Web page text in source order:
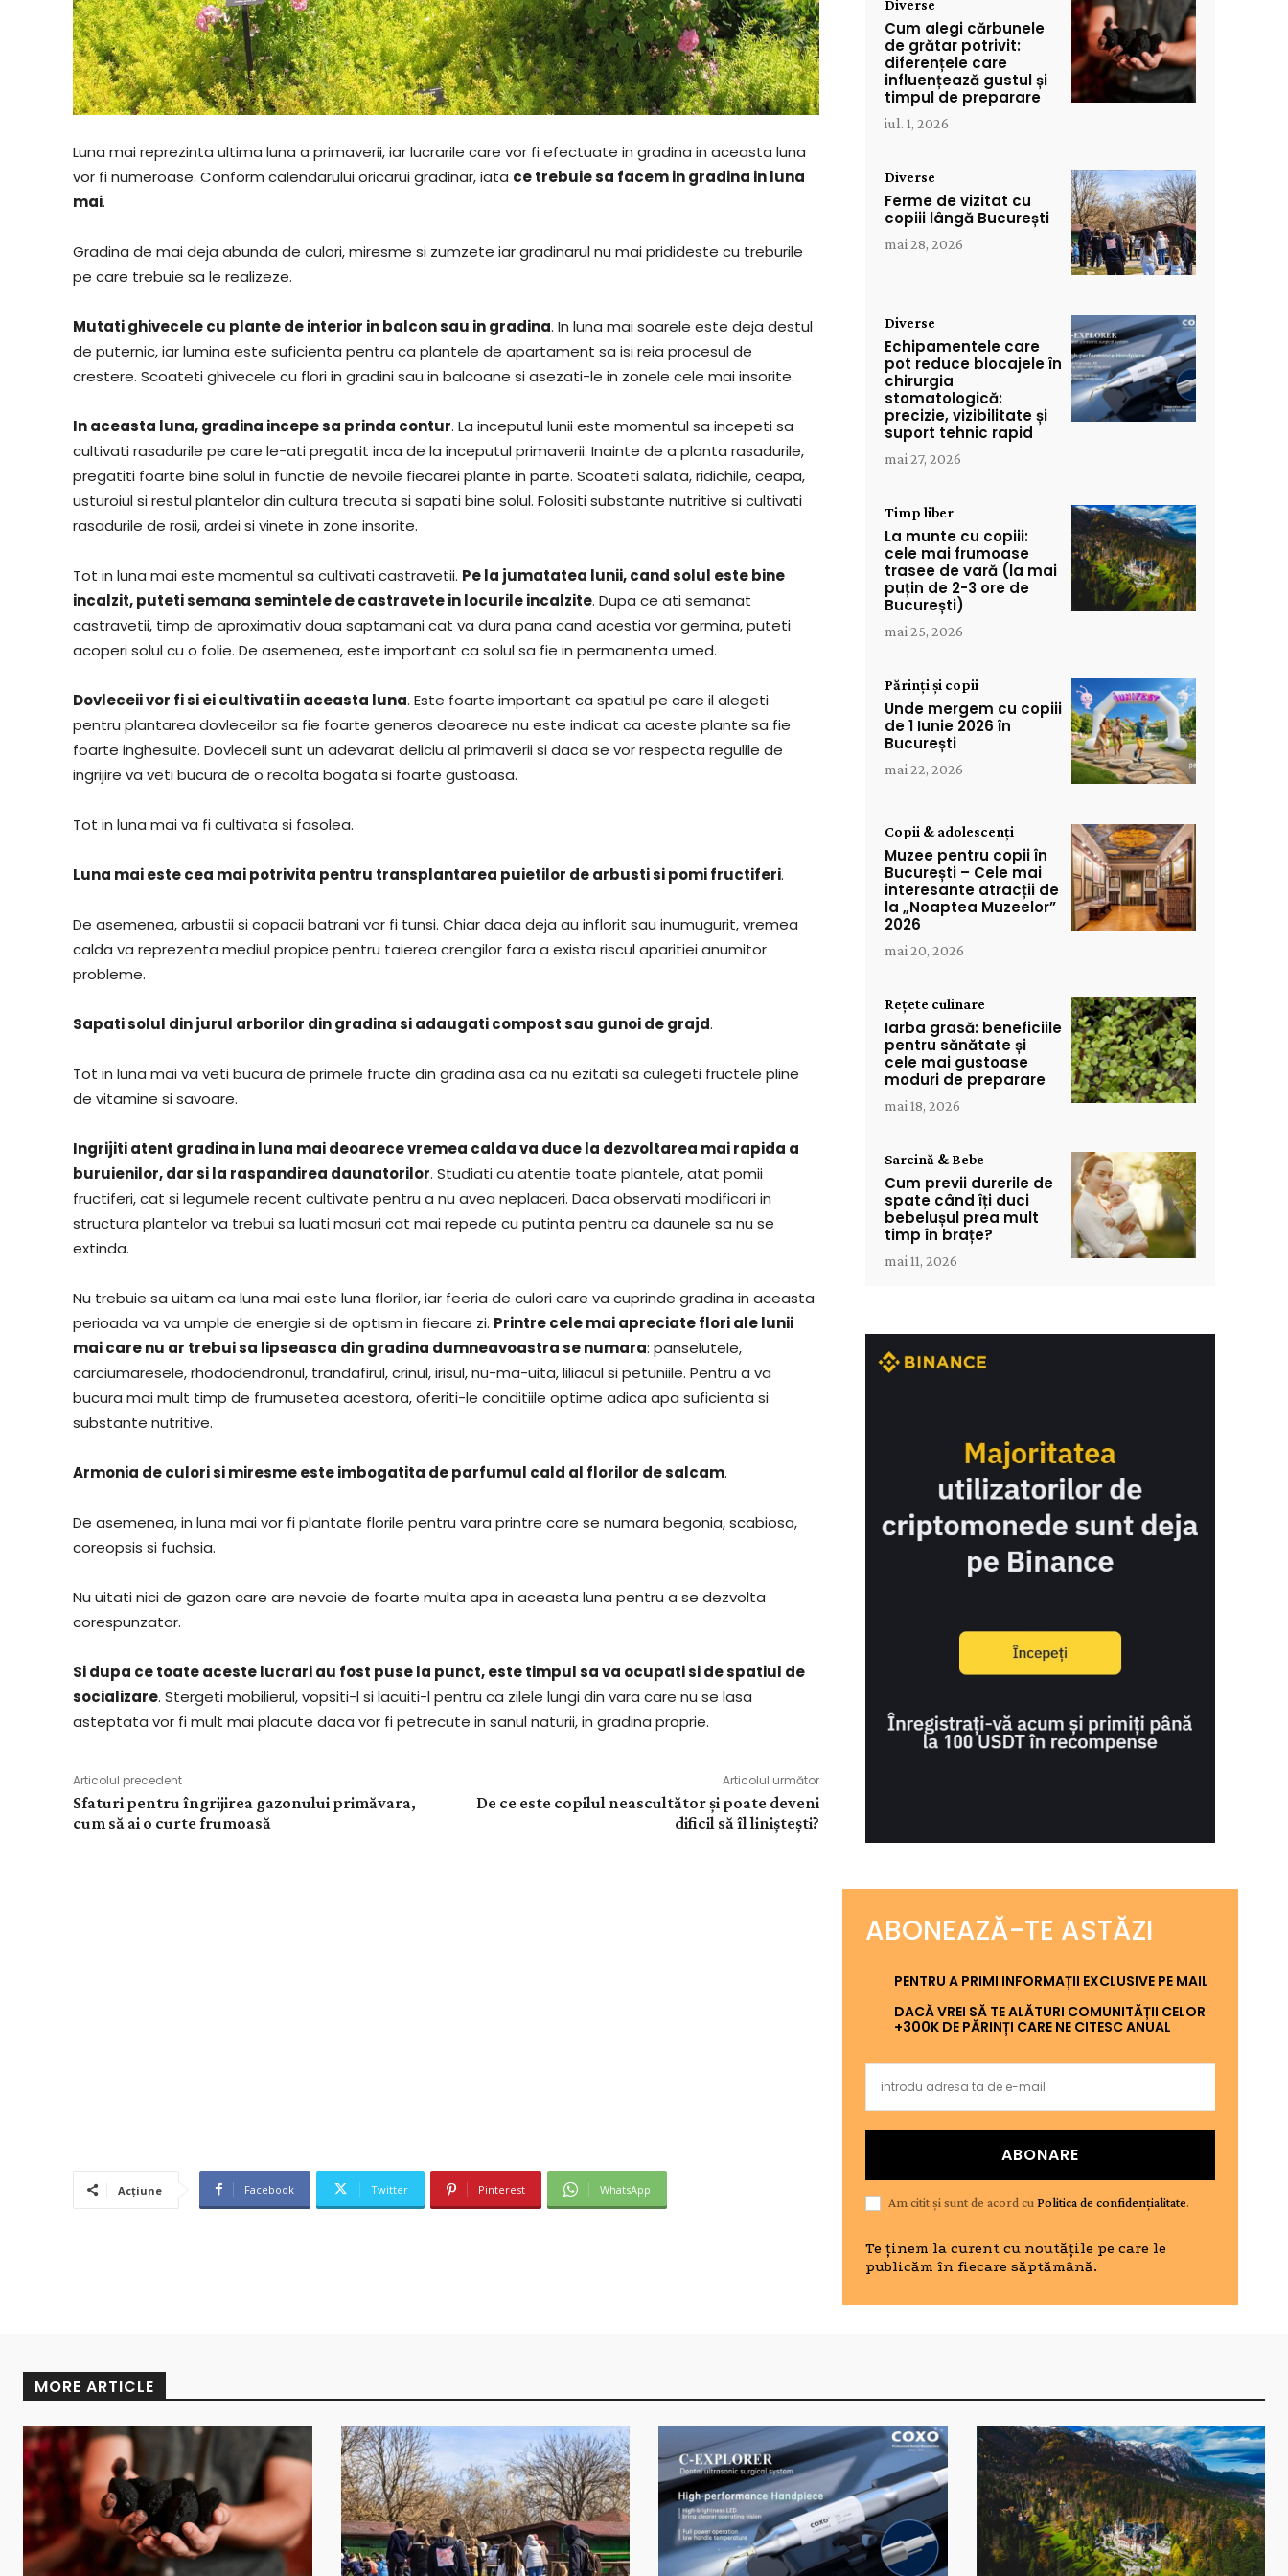
Luna mai reprezinta ultima luna a primaverii, iar lucrarile care vor fi efectuate in gradina in aceasta luna
vor fi numeroase. Conform calendarului oricarui gradinar, iata ce trebuie sa facem in gradina in luna
mai.
Gradina de mai deja abunda de culori, miresme si zumzete iar gradinarul nu mai pridideste cu treburile
pe care trebuie sa le realizeze.
Mutati ghivecele cu plante de interior in balcon sau in gradina. In luna mai soarele este deja destul
de puternic, iar lumina este suficienta pentru ca plantele de apartament sa isi reia procesul de
crestere. Scoateti ghivecele cu flori in gradini sau in balcoane si asezati-le in zonele cele mai insorite.
In aceasta luna, gradina incepe sa prinda contur. La inceputul lunii este momentul sa incepeti sa
cultivati rasadurile pe care le-ati pregatit inca de la inceputul primaverii. Inainte de a planta rasadurile,
pregatiti foarte bine solul in functie de nevoile fiecarei plante in parte. Scoateti salata, ridichile, ceapa,
usturoiul si restul plantelor din cultura trecuta si sapati bine solul. Folositi substante nutritive si cultivati
rasadurile de rosii, ardei si vinete in zone insorite.
Tot in luna mai este momentul sa cultivati castravetii. Pe la jumatatea lunii, cand solul este bine
incalzit, puteti semana semintele de castravete in locurile incalzite. Dupa ce ati semanat
castravetii, timp de aproximativ doua saptamani cat va dura pana cand acestia vor germina, puteti
acoperi solul cu o folie. De asemenea, este important ca solul sa fie in permanenta umed.
Dovleceii vor fi si ei cultivati in aceasta luna. Este foarte important ca spatiul pe care il alegeti
pentru plantarea dovleceilor sa fie foarte generos deoarece nu este indicat ca aceste plante sa fie
foarte inghesuite. Dovleceii sunt un adevarat deliciu al primaverii si daca se vor respecta regulile de
ingrijire va veti bucura de o recolta bogata si foarte gustoasa.
Tot in luna mai va fi cultivata si fasolea.
Luna mai este cea mai potrivita pentru transplantarea puietilor de arbusti si pomi fructiferi.
De asemenea, arbustii si copacii batrani vor fi tunsi. Chiar daca deja au inflorit sau inumugurit, vremea
calda va reprezenta mediul propice pentru taierea crengilor fara a exista riscul aparitiei anumitor
probleme.
Sapati solul din jurul arborilor din gradina si adaugati compost sau gunoi de grajd.
Tot in luna mai va veti bucura de primele fructe din gradina asa ca nu ezitati sa culegeti fructele pline
de vitamine si savoare.
Ingrijiti atent gradina in luna mai deoarece vremea calda va duce la dezvoltarea mai rapida a
buruienilor, dar si la raspandirea daunatorilor. Studiati cu atentie toate plantele, atat pomii
fructiferi, cat si legumele recent cultivate pentru a nu avea neplaceri. Daca observati modificari in
structura plantelor va trebui sa luati masuri cat mai repede cu putinta pentru ca daunele sa nu se
extinda.
Nu trebuie sa uitam ca luna mai este luna florilor, iar feeria de culori care va cuprinde gradina in aceasta
perioada va va umple de energie si de optism in fiecare zi. Printre cele mai apreciate flori ale lunii
mai care nu ar trebui sa lipseasca din gradina dumneavoastra se numara: panselutele,
carciumaresele, rhododendronul, trandafirul, crinul, irisul, nu-ma-uita, liliacul si petuniile. Pentru a va
bucura mai mult timp de frumusetea acestora, oferiti-le conditiile optime adica apa suficienta si
substante nutritive.
Armonia de culori si miresme este imbogatita de parfumul cald al florilor de salcam.
De asemenea, in luna mai vor fi plantate florile pentru vara printre care se numara begonia, scabiosa,
coreopsis si fuchsia.
Nu uitati nici de gazon care are nevoie de foarte multa apa in aceasta luna pentru a se dezvolta
corespunzator.
Si dupa ce toate aceste lucrari au fost puse la punct, este timpul sa va ocupati si de spatiul de
socializare. Stergeti mobilierul, vopsiti-l si lacuiti-l pentru ca zilele lungi din vara care nu se lasa
asteptata vor fi mult mai placute daca vor fi petrecute in sanul naturii, in gradina proprie.
Articolul precedent
Sfaturi pentru îngrijirea gazonului primăvara,
cum să ai o curte frumoasă
Articolul următor
De ce este copilul neascultător și poate deveni
dificil să îl liniștești?
Acțiune Facebook Twitter Pinterest WhatsApp
Diverse
Cum alegi cărbunele
de grătar potrivit:
diferențele care
influențează gustul și
timpul de preparare
iul. 1, 2026
Diverse
Ferme de vizitat cu
copiii lângă București
mai 28, 2026
Diverse
Echipamentele care
pot reduce blocajele în
chirurgia
stomatologică:
precizie, vizibilitate și
suport tehnic rapid
mai 27, 2026
Timp liber
La munte cu copiii:
cele mai frumoase
trasee de vară (la mai
puțin de 2-3 ore de
București)
mai 25, 2026
Părinți și copii
Unde mergem cu copiii
de 1 Iunie 2026 în
București
mai 22, 2026
Copii & adolescenți
Muzee pentru copii în
București – Cele mai
interesante atracții de
la „Noaptea Muzeelor”
2026
mai 20, 2026
Rețete culinare
Iarba grasă: beneficiile
pentru sănătate și
cele mai gustoase
moduri de preparare
mai 18, 2026
Sarcină & Bebe
Cum previi durerile de
spate când îți duci
bebelușul prea mult
timp în brațe?
mai 11, 2026
ABONEAZĂ-TE ASTĂZI
PENTRU A PRIMI INFORMAȚII EXCLUSIVE PE MAIL
DACĂ VREI SĂ TE ALĂTURI COMUNITĂȚII CELOR
+300K DE PĂRINȚI CARE NE CITESC ANUAL
ABONARE
Am citit și sunt de acord cuPolitica de confidențialitate.
Te ținem la curent cu noutățile pe care le
publicăm în fiecare săptămână.
MORE ARTICLE